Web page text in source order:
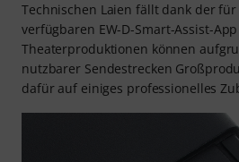
Technischen Laien fällt dank der
verfügbaren EW-D-Smart-Assist-
Theaterproduktionen können
nutzbarer Sendestrecken
dafür auf einiges professionelles